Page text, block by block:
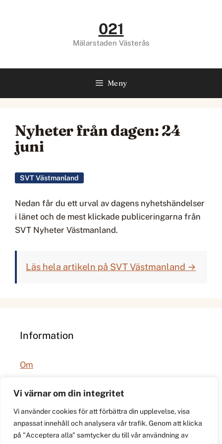
Vi värnar om din integritet
Vi använder cookies för att förbättra din upplevelse, visa
anpassat innehåll och analysera vår trafik. Genom att klicka
på "Acceptera alla" samtycker du till vår användning av
021
Mälarstaden Västerås
Meny
Nyheter från dagen: 24
juni
SVT Västmanland
Nedan får du ett urval av dagens nyhetshändelser
i länet och de mest klickade publiceringarna från
SVT Nyheter Västmanland.
Läs hela artikeln på SVT Västmanland →
Information
Om